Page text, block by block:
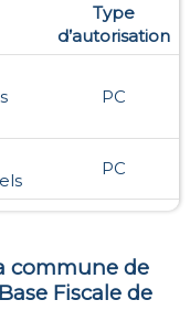
Type
d’autorisation
PC
PC
commune de
Fiscale de